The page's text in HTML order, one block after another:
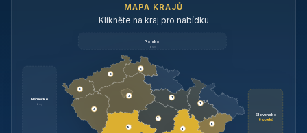
MAPA KRAJŮ
Klikněte na kraj pro nabídku
Polsko
brzy
Německo
brzy
Slovensko
6 objektů
3
9
3
3
3
3
1
2
11
1
6